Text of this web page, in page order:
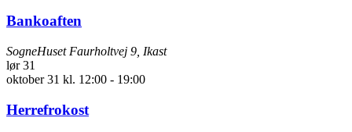
Bankoaften
SogneHuset Faurholtvej 9, Ikast
lør31
oktober 31 kl. 12:00 - 19:00
Herrefrokost